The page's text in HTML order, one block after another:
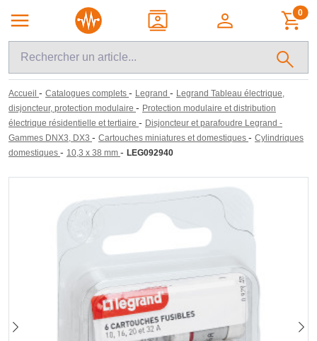
0
Accueil - Catalogues complets - Legrand - Legrand Tableau électrique,
disjoncteur, protection modulaire - Protection modulaire et distribution
électrique résidentielle et tertiaire - Disjoncteur et parafoudre Legrand -
Gammes DNX3, DX3 - Cartouches miniatures et domestiques - Cylindriques
domestiques - 10,3 x 38 mm - LEG092940